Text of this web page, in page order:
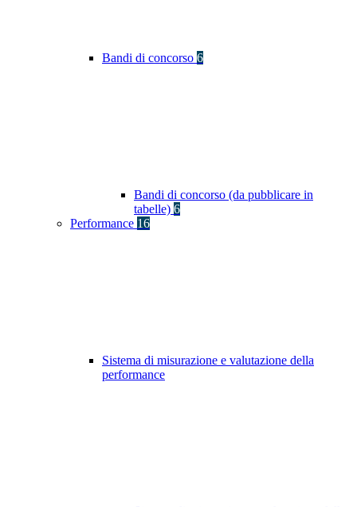
Bandi di concorso 6
Bandi di concorso (da pubblicare in
tabelle) 6
Performance 16
Sistema di misurazione e valutazione della
performance